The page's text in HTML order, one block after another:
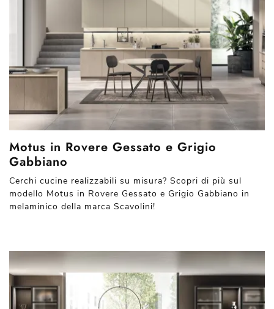
Motus in Rovere Gessato e Grigio
Gabbiano
Cerchi cucine realizzabili su misura? Scopri di più sul
modello Motus in Rovere Gessato e Grigio Gabbiano in
melaminico della marca Scavolini!